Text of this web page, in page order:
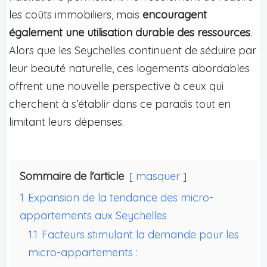
les coûts immobiliers, mais encouragent
également une utilisation durable des ressources.
Alors que les Seychelles continuent de séduire par
leur beauté naturelle, ces logements abordables
offrent une nouvelle perspective à ceux qui
cherchent à s’établir dans ce paradis tout en
limitant leurs dépenses.
Sommaire de l'article
masquer
1 Expansion de la tendance des micro-
appartements aux Seychelles
1.1 Facteurs stimulant la demande pour les
micro-appartements :